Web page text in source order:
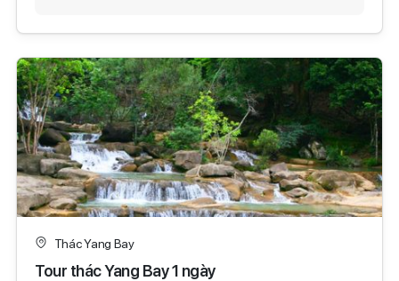
Thác Yang Bay
Tour thác Yang Bay 1 ngày